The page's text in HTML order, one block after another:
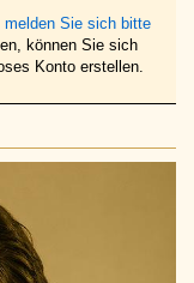
melden Sie sich bitte
können Sie sich
Konto erstellen.